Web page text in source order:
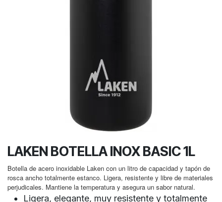
LAKEN BOTELLA INOX BASIC 1L
Botella de acero inoxidable Laken con un litro de capacidad y tapón de
rosca ancho totalmente estanco. Ligera, resistente y libre de materiales
perjudicales. Mantiene la temperatura y asegura un sabor natural.
Ligera, elegante, muy resistente y totalmente